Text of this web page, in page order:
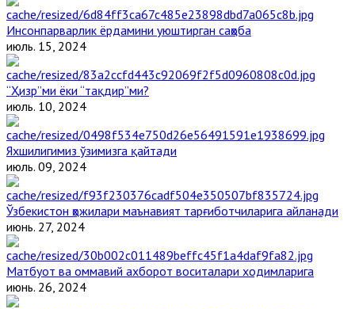
Инсонпарварлик ёрдамини уюштирган саҳоба
июль. 15, 2024
“Ҳизр”ми ёки “тақдир”ми?
июль. 10, 2024
Яхшилигимиз ўзимизга қайтади
июль. 09, 2024
Ўзбекистон ҳожилари маънавият тарғиботчиларига айланади
июнь. 27, 2024
Матбуот ва оммавий ахборот воситалари ходимларига
июнь. 26, 2024